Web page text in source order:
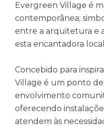
Evergreen Village é
contemporânea;
entre a arquitetura e
esta encantadora
Concebido para
Village é um ponto
envolvimento
oferecendo
atendem às